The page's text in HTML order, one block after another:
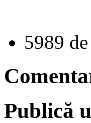
5989
Publică